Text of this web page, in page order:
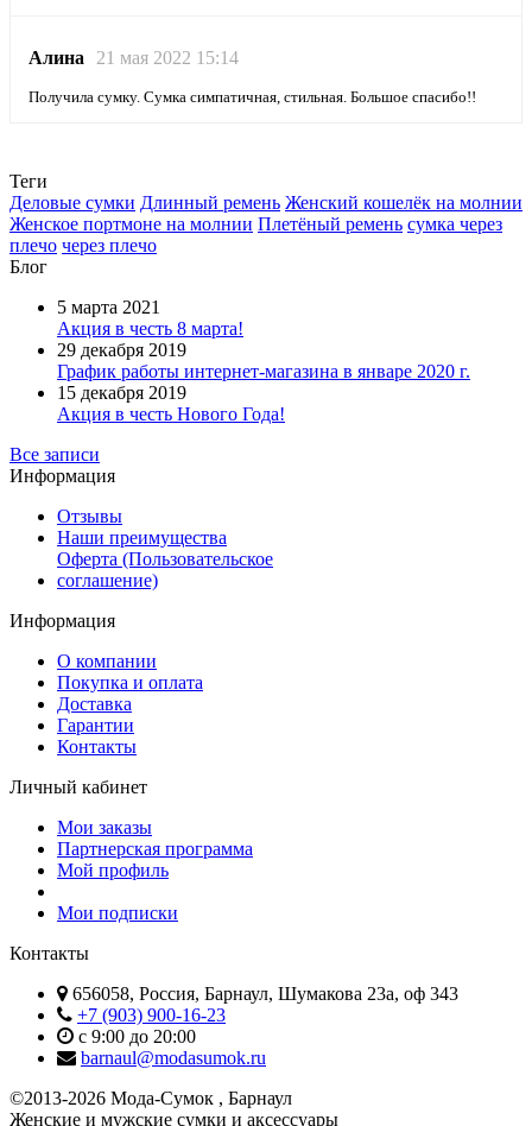
Алина 21 мая 2022 15:14
Получила сумку. Сумка симпатичная, стильная. Большое спасибо!!
Теги
Деловые сумки Длинный ремень Женский кошелёк на молнии
Женское портмоне на молнии Плетёный ремень сумка через
плечо через плечо
Блог
5 марта 2021
Акция в честь 8 марта!
29 декабря 2019
График работы интернет-магазина в январе 2020 г.
15 декабря 2019
Акция в честь Нового Года!
Все записи
Информация
Отзывы
Наши преимущества
Оферта (Пользовательское
соглашение)
Информация
О компании
Покупка и оплата
Доставка
Гарантии
Контакты
Личный кабинет
Мои заказы
Партнерская программа
Мой профиль
Мои подписки
Контакты
656058, Россия, Барнаул, Шумакова 23а, оф 343
+7 (903) 900-16-23
с 9:00 до 20:00
barnaul@modasumok.ru
©2013-2026 Мода-Сумок , Барнаул
Женские и мужские сумки и аксессуары